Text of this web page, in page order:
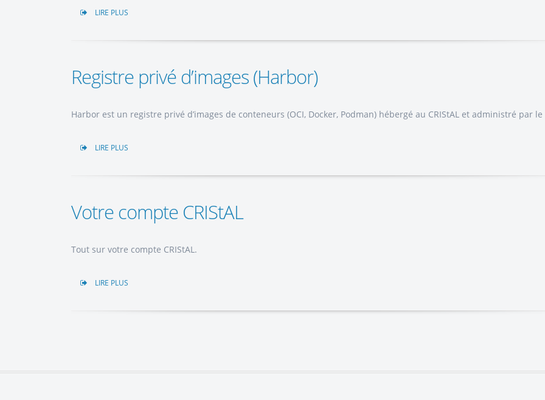
LIRE PLUS
Registre privé d’images (Harbor)
Harbor est un registre privé d’images de conteneurs (OCI, Docker, Podman) hébergé au CRIStAL et administré par le
LIRE PLUS
Votre compte CRIStAL
Tout sur votre compte CRIStAL.
LIRE PLUS